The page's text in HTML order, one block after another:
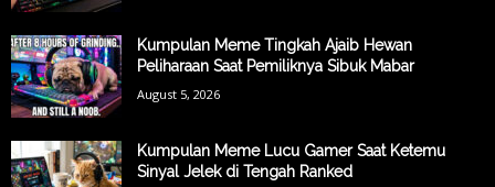
Kumpulan Meme Tingkah Ajaib Hewan
Peliharaan Saat Pemiliknya Sibuk Mabar
August 5, 2026
Kumpulan Meme Lucu Gamer Saat Ketemu
Sinyal Jelek di Tengah Ranked